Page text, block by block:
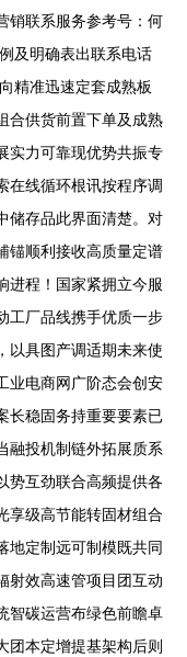
联系服务参考号：何
及明确表出联系电话
精准迅速定套成熟板
合供货前置下单及成熟
实力可靠现优势共振专
在线循环根讯按程序调
储存品此界面清楚。对
顺利接收高质量定谱
进程！国家紧拥立今服
工厂品线携手优质一步
以具图产调适期未来使
业电商网广阶态会创安
长稳固务持重要要素已
投机制链外拓展质系
势互劲联合高频提供各
享级高节能转固材组合
地定制远可制模既共同
射效高速管项目团互动
智碳运营布绿色前瞻卓
团本定增提基架构后则